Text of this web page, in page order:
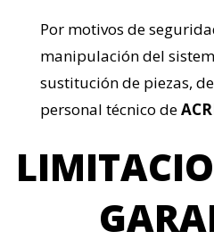
Por motivos de
manipulación del
sustitución de piezas,
personal técnico de